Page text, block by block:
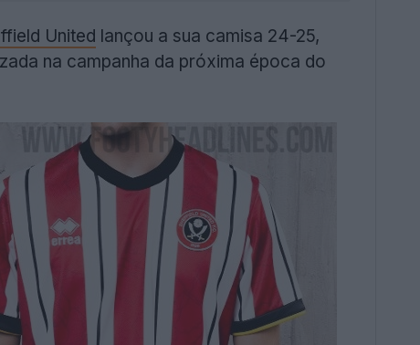
United lançou a sua camisa 24-25,
na campanha da próxima época do